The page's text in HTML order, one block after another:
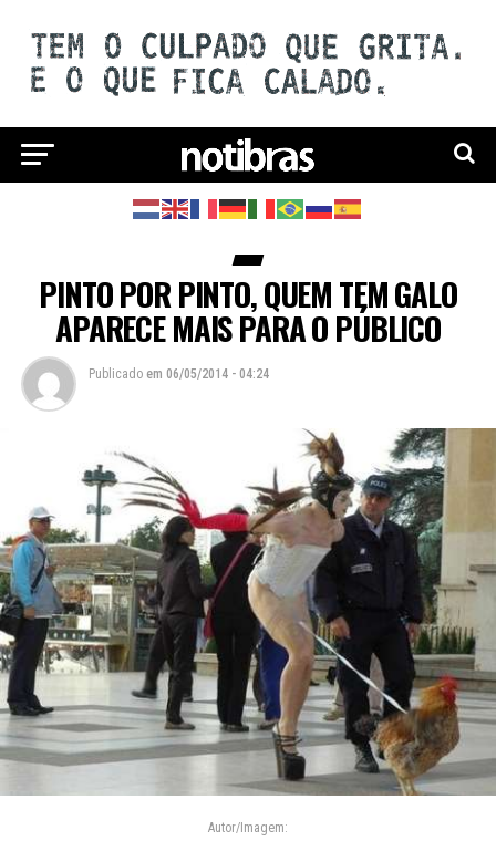
PINTO POR PINTO, QUEM TEM GALO
APARECE MAIS PARA O PÚBLICO
Publicado em 06/05/2014 - 04:24
Autor/Imagem: